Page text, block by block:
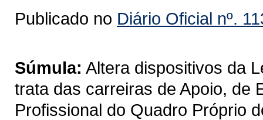
Publicado no Diário Oficial nº.
Súmula: Altera dispositivos da
trata das carreiras de Apoio, de
Profissional do Quadro Próprio